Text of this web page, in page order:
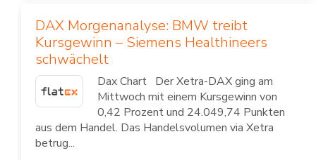
DAX Morgenanalyse: BMW treibt
Kursgewinn – Siemens Healthineers
schwächelt
Dax Chart Der Xetra-DAX ging am
Mittwoch mit einem Kursgewinn von
0,42 Prozent und 24.049,74 Punkten
aus dem Handel. Das Handelsvolumen via Xetra
betrug...